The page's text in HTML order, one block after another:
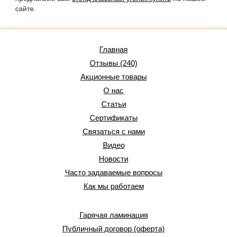
сайте.
Главная
Отзывы (240)
Акционные товары
О нас
Статьи
Сертификаты
Связаться с нами
Видео
Новости
Часто задаваемые вопросы
Как мы работаем
Гарячая ламинация
Публичный договор (оферта)